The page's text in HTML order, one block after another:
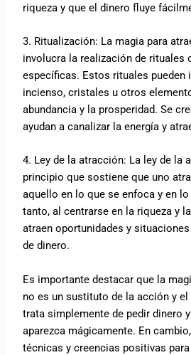
riqueza y que el dinero fluye
3. Ritualización: La magia para
involucra la realización de rituales
específicas. Estos rituales pueden
incienso, cristales u otros
abundancia y la prosperidad. Se
ayudan a canalizar la energía y
4. Ley de la atracción: La ley de la
principio que sostiene que uno
aquello en lo que se enfoca y en
tanto, al centrarse en la riqueza y
atraen oportunidades y
de dinero.
Es importante destacar que la
no es un sustituto de la acción y
trata simplemente de pedir dinero
aparezca mágicamente. En
técnicas y creencias positivas